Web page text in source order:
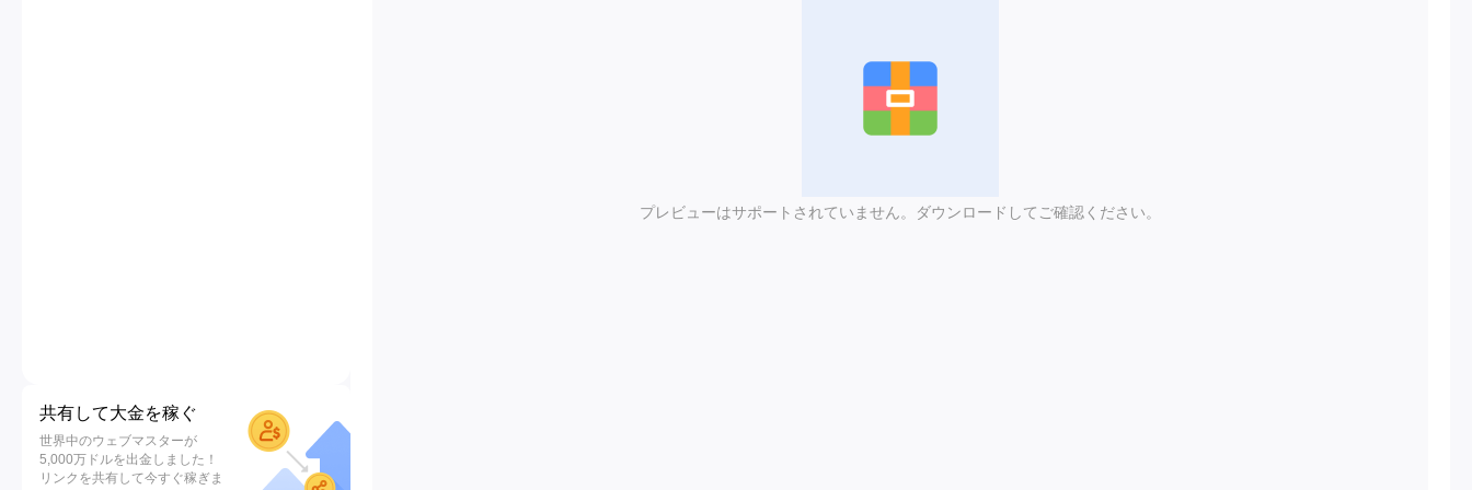
共有して大金を稼ぐ
世界中のウェブマスターが
5,000万ドルを出金しました！
リンクを共有して今すぐ稼ぎま
プレビューはサポートされていません。ダウンロードしてご確認ください。